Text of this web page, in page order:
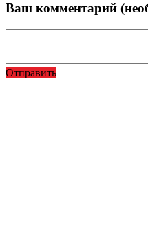
Ваш комментарий
Отправить